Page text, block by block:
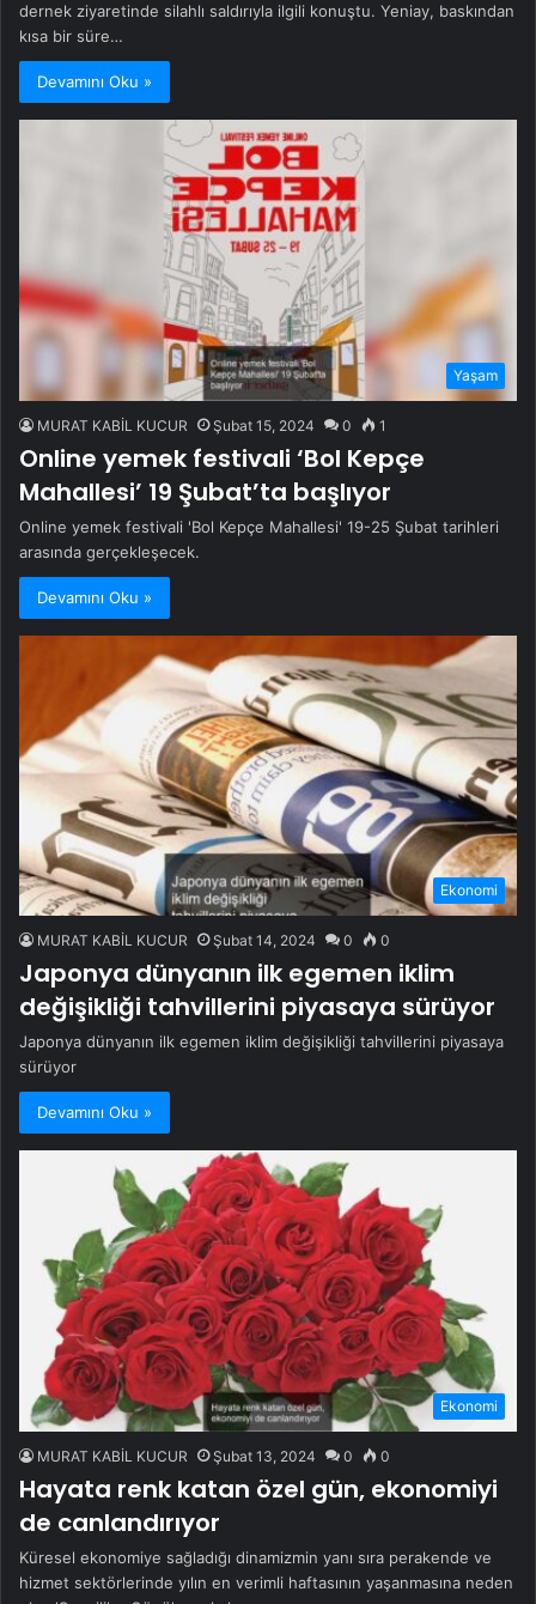
dernek ziyaretinde silahlı saldırıyla ilgili konuştu. Yeniay, baskından
kısa bir süre…
Devamını Oku »
Yaşam
MURAT KABİL KUCUR Şubat 15, 2024 0 1
Online yemek festivali ‘Bol Kepçe
Mahallesi’ 19 Şubat’ta başlıyor
Online yemek festivali 'Bol Kepçe Mahallesi' 19-25 Şubat tarihleri ​​
arasında gerçekleşecek.
Devamını Oku »
Ekonomi
MURAT KABİL KUCUR Şubat 14, 2024 0 0
Japonya dünyanın ilk egemen iklim
değişikliği tahvillerini piyasaya sürüyor
Japonya dünyanın ilk egemen iklim değişikliği tahvillerini piyasaya
sürüyor
Devamını Oku »
Ekonomi
MURAT KABİL KUCUR Şubat 13, 2024 0 0
Hayata renk katan özel gün, ekonomiyi
de canlandırıyor
Küresel ekonomiye sağladığı dinamizmin yanı sıra perakende ve
hizmet sektörlerinde yılın en verimli haftasının yaşanmasına neden